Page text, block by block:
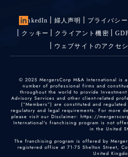
LinkedIn 婦人声明 プライバシ
クッキー
クライアント機密
ウェブサイトのアクセ
© 2025 MergersCorp M&A International is
number of professional firms and
throughout the world to provide
Advisory Services and other client-related
(“Members”) are constituted and
regulatory and legal requirements. For more
please visit our Disclaimer: https://
International's franchising program is not
in the United
The franchising program is offered by
registered office at 71-75 Shelton Street,
United